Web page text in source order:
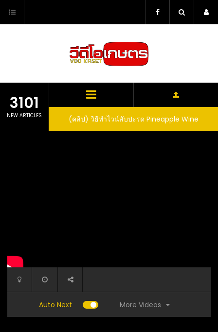
content
3101
NEW ARTICLES
ปในถัง จะได้ผล
expect that
(คลิป) วิธีทำไวน์สับปะรด Pineapple Wine
Auto Next More Videos